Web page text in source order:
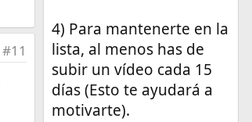
#11
4) Para mantenerte en la
lista, al menos has de
subir un vídeo cada 15
días (Esto te ayudará a
motivarte).